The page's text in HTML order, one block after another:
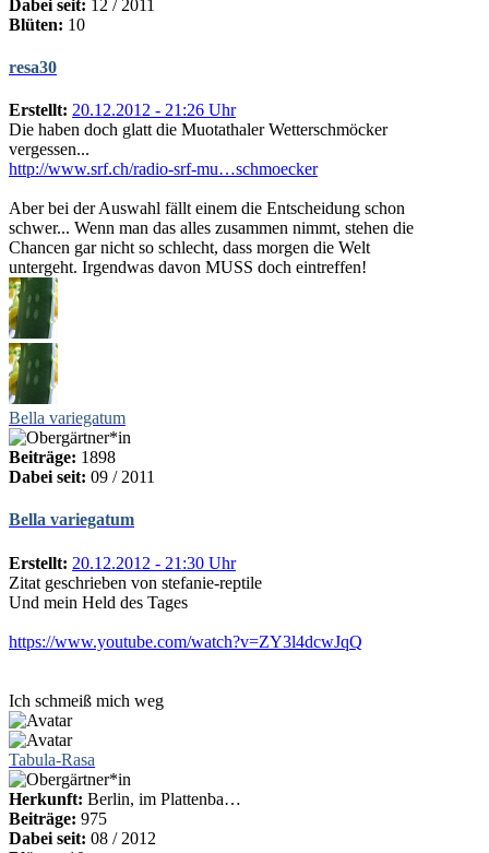
Dabei seit: 12 / 2011
Blüten: 10
resa30
Erstellt: 20.12.2012 - 21:26 Uhr
Die haben doch glatt die Muotathaler Wetterschmöcker
vergessen...
http://www.srf.ch/radio-srf-mu…schmoecker
Aber bei der Auswahl fällt einem die Entscheidung schon
schwer... Wenn man das alles zusammen nimmt, stehen die
Chancen gar nicht so schlecht, dass morgen die Welt
untergeht. Irgendwas davon MUSS doch eintreffen!
Bella variegatum
Beiträge: 1898
Dabei seit: 09 / 2011
Bella variegatum
Erstellt: 20.12.2012 - 21:30 Uhr
Zitat geschrieben von stefanie-reptile
Und mein Held des Tages
https://www.youtube.com/watch?v=ZY3l4dcwJqQ
Ich schmeiß mich weg
Tabula-Rasa
Herkunft: Berlin, im Plattenba…
Beiträge: 975
Dabei seit: 08 / 2012